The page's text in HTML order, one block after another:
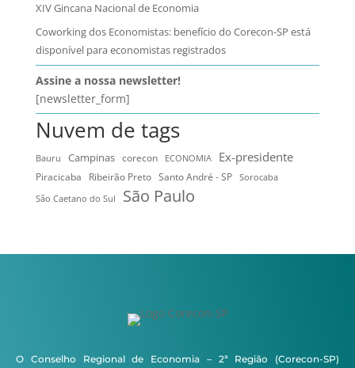
XIV Gincana Nacional de Economia
Coworking dos Economistas: benefício do Corecon-SP está
disponível para economistas registrados
Assine a nossa newsletter!
[newsletter_form]
Nuvem de tags
Bauru Campinas corecon ECONOMIA Ex-presidente
Piracicaba Ribeirão Preto Santo André - SP
Sorocaba
São Caetano do Sul
São Paulo
O Conselho Regional de Economia – 2ª Região (Corecon-SP)